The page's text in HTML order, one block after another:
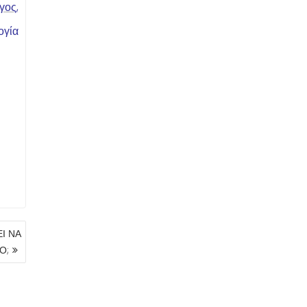
ΝΑ